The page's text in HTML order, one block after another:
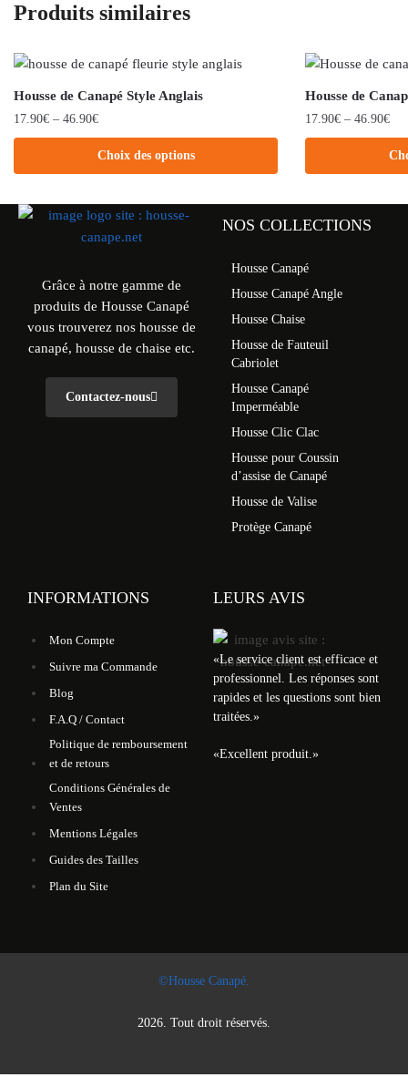
Produits similaires
Housse de Canapé Style Anglais
17.90€ – 46.90€
Choix des options
Housse de
17.90€ – 46.90€
Grâce à notre gamme de
produits de Housse Canapé
vous trouverez nos housse de
canapé, housse de chaise etc.
Contactez-nous
NOS COLLECTIONS
Housse Canapé
Housse Canapé Angle
Housse Chaise
Housse de Fauteuil
Cabriolet
Housse Canapé
Imperméable
Housse Clic Clac
Housse pour Coussin
d’assise de Canapé
Housse de Valise
Protège Canapé
INFORMATIONS
Mon Compte
Suivre ma Commande
Blog
F.A.Q / Contact
Politique de remboursement
et de retours
Conditions Générales de
Ventes
Mentions Légales
Guides des Tailles
Plan du Site
LEURS AVIS
«Le service client est efficace et
professionnel. Les réponses sont
rapides et les questions sont bien
traitées.»
«Excellent produit.»
©Housse Canapé.
2026. Tout droit réservés.